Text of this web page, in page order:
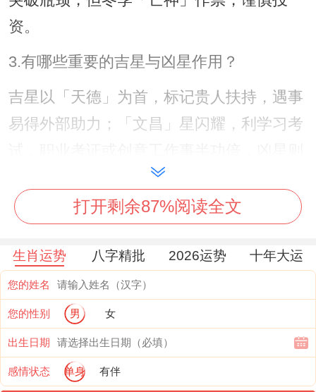
资。
3.有哪些重要的吉星与凶星作用？
吉星以「天德」为首，标记贵人扶持，遇事
易得外部助力；「文昌」星闪耀，利学习考
包括「劫煞」，主意外破财，秋季须防盗
失；「孤辰」星暗动，或感孤独，感情沟通
昌」之力以化凶为吉。
4.怎样把握2026年的运势趋势？
顺应「木火通明」之局。主动开拓，尤利于
文化、科技领域发展，但火旺耗木，需注意
劳逸结合，避免过度操劳，每月运势波动中
打开剩余87%阅读全文
生肖运势 八字精批 2026运势 十年大运
您的姓名
您的性别 男 女
出生日期
感情状态 单身 有伴